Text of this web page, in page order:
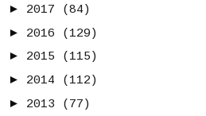
► 2017
(84)
► 2016
(129)
► 2015
(115)
► 2014
(112)
► 2013
(77)